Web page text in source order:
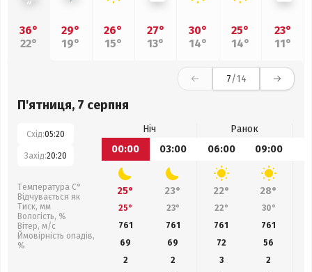
36°
22°
29°
19°
26°
15°
27°
13°
30°
14°
25°
14°
23°
11°
7/14
П'ятниця, 7 серпня
Схід:05:20
Захід:20:20
Температура С°
Відчувається як
Тиск, мм
Вологість, %
Вітер, м/с
Ймовірність опадів,
%
Ніч
Ранок
00:00
03:00 06:00 09:00
25° 23° 22° 28°
25° 23° 22° 30°
761
761 761 761
69
69 72 56
2
2 3
2